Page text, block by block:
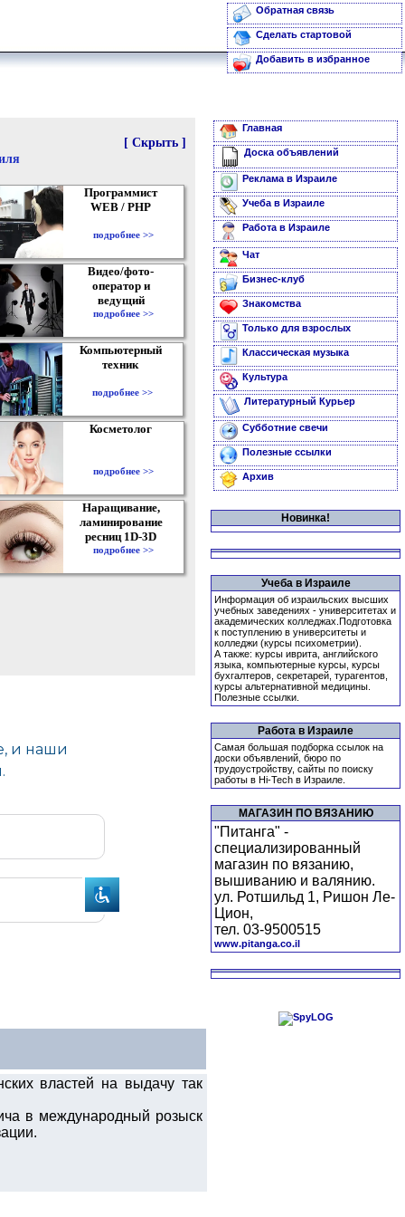
Обратная связь
Сделать стартовой
Добавить в избранное
[ Скрыть ]
Программист
WEB / PHP
подробнее >>
Видео/фото-
оператор и
ведущий
подробнее >>
Компьютерный
техник
подробнее >>
Косметолог
подробнее >>
Наращивание,
ламинирование
ресниц 1D-3D
подробнее >>
властей на выдачу так
в международный розыск
Главная
Доска объявлений
Реклама в Израиле
Учеба в Израиле
Работа в Израиле
Чат
Бизнес-клуб
Знакомства
Только для взрослых
Классическая музыка
Культура
Литературный Курьер
Субботние свечи
Полезные ссылки
Архив
Новинка!
Учеба в Израиле
Информация об израильских высших
учебных заведениях - университетах и
академических колледжах.Подготовка
к поступлению в университеты и
колледжи (курсы психометрии).
А также: курсы иврита, английского
языка, компьютерные курсы, курсы
бухгалтеров, секретарей, турагентов,
курсы альтернативной медицины.
Полезные ссылки.
Работа в Израиле
Самая большая подборка ссылок на
доски объявлений, бюро по
трудоустройству, сайты по поиску
работы в Hi-Tech в Израиле.
МАГАЗИН ПО ВЯЗАНИЮ
"Питанга" -
специализированный
магазин по вязанию,
вышиванию и валянию.
ул. Ротшильд 1, Ришон Ле-
Цион,
тел. 03-9500515
www.pitanga.co.il